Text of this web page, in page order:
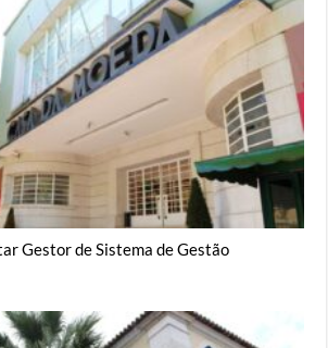
Gestor de Sistema de Gestão